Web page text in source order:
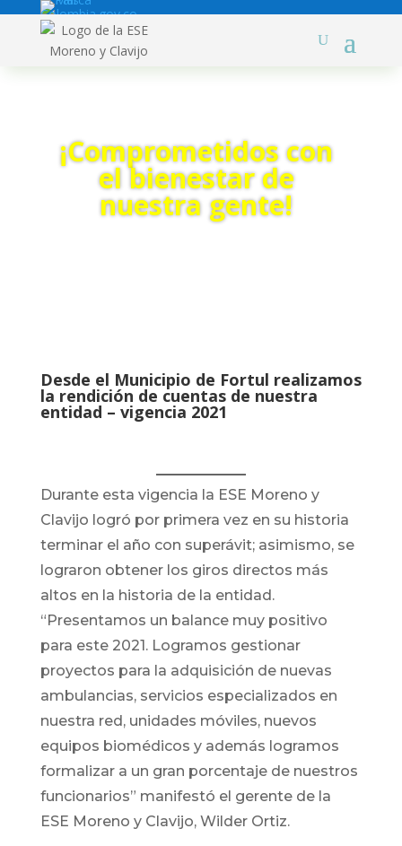
¡Comprometidos con
el bienestar de
nuestra gente!
Desde el Municipio de Fortul realizamos
la rendición de cuentas de nuestra
entidad – vigencia 2021
Durante esta vigencia la ESE Moreno y
Clavijo logró por primera vez en su historia
terminar el año con superávit; asimismo, se
lograron obtener los giros directos más
altos en la historia de la entidad.
“Presentamos un balance muy positivo
para este 2021. Logramos gestionar
proyectos para la adquisición de nuevas
ambulancias, servicios especializados en
nuestra red, unidades móviles, nuevos
equipos biomédicos y además logramos
formalizar a un gran porcentaje de nuestros
funcionarios” manifestó el gerente de la
ESE Moreno y Clavijo, Wilder Ortiz.